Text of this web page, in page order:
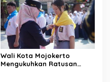
Wali Kota Mojokerto
Mengukuhkan Ratusan